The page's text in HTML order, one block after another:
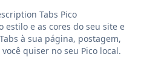
Tabs Pico
estilo e as cores do seu site e
à sua página, postagem,
quiser no seu Pico local.